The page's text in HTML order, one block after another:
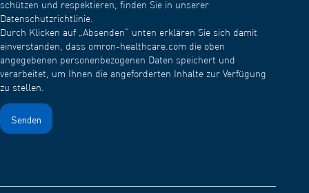
schützen und respektieren, finden Sie in unserer
Datenschutzrichtlinie.
Durch Klicken auf „Absenden“ unten erklären Sie sich damit
einverstanden, dass omron-healthcare.com die oben
angegebenen personenbezogenen Daten speichert und
verarbeitet, um Ihnen die angeforderten Inhalte zur Verfügung
zu stellen.